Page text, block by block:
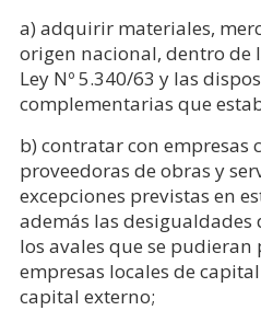
a) adquirir materiales,
origen nacional, dentro de
Ley Nº 5.340/63 y las
complementarias que
b) contratar con empresas
proveedoras de obras y
excepciones previstas en
además las desigualdades
los avales que se
empresas locales de
capital externo;